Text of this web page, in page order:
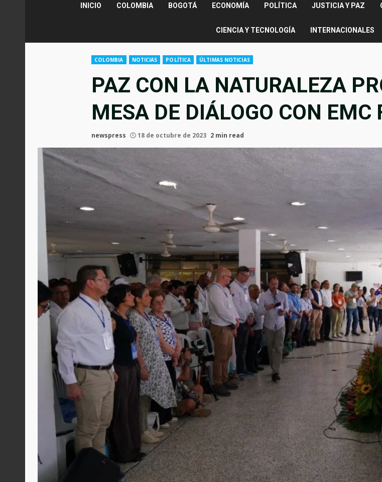
INICIO COLOMBIA BOGOTÁ ECONOMÍA POLÍTICA JUSTICIA Y PAZ
CIENCIA Y TECNOLOGÍA INTERNACIONALES
COLOMBIA NOTICIAS POLÍTICA ÚLTIMAS NOTICIAS
PAZ CON LA NATURALEZA
MESA DE DIÁLOGO CON EMC
newspress 18 de octubre de 2023 2 min read